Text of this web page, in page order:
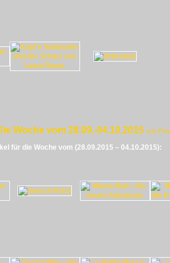
Woche vom 28.09.-04.10.2015 von
für die Woche vom (28.09.2015 – 04.10.2015):